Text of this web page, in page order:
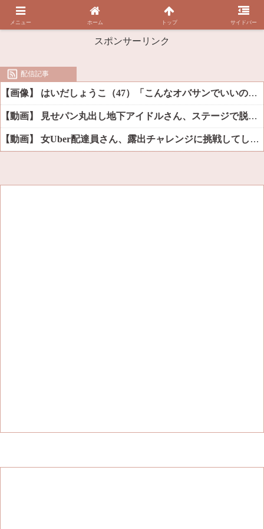
スポンサーリンク
配信記事
【画像】 はいだしょうこ（47）「こんなオバサンでいいの…？」
【動画】 見せパン丸出し地下アイドルさん、ステージで脱いでしまう
【動画】 女Uber配達員さん、露出チャレンジに挑戦してしまうｗｗｗｗ
メニュー ホーム トップ サイドバー